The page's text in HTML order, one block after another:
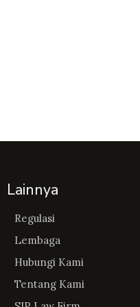
Lainnya
Regulasi
Lembaga
Hubungi Kami
Tentang Kami